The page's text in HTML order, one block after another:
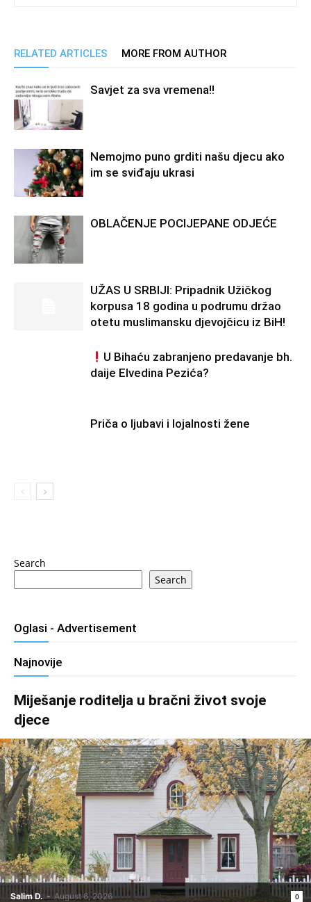
RELATED ARTICLES MORE FROM AUTHOR
Savjet za sva vremena!!
Nemojmo puno grditi našu djecu ako
im se sviđaju ukrasi
OBLAČENJE POCIJEPANE ODJEĆE
UŽAS U SRBIJI: Pripadnik Užičkog
korpusa 18 godina u podrumu držao
otetu muslimansku djevojčicu iz BiH!
U Bihaću zabranjeno predavanje bh.
daije Elvedina Pezića?
Priča o ljubavi i lojalnosti žene
Search
Search
Oglasi - Advertisement
Najnovije
Miješanje roditelja u bračni život svoje
djece
Salim D. - August 6, 2026 0